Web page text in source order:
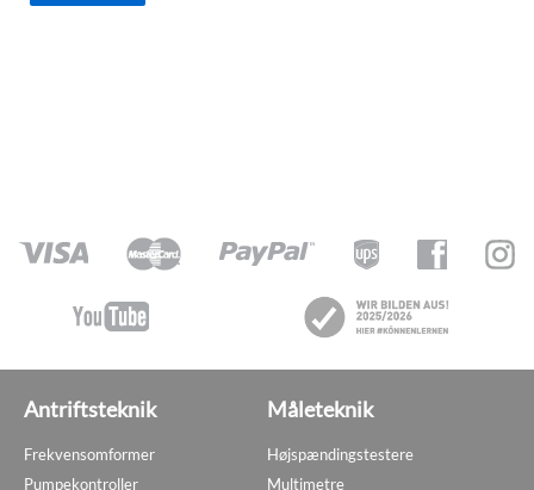
Antriftsteknik
Frekvensomformer
Pumpekontroller
Måleteknik
Højspændingstestere
Multimetre